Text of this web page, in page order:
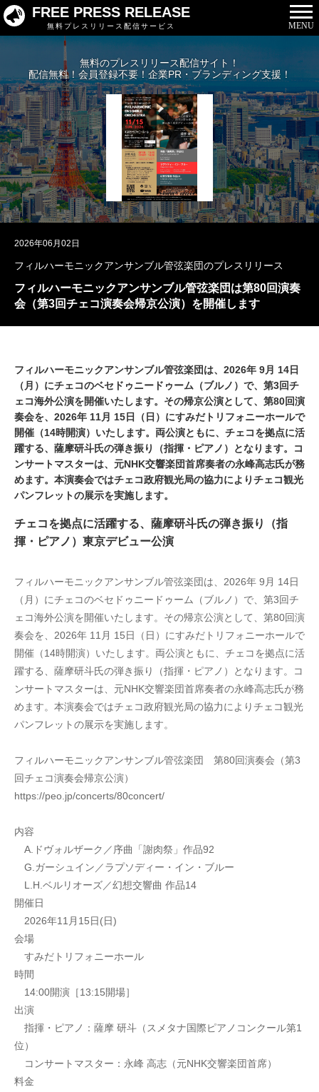
FREE PRESS RELEASE
無料プレスリリース配信サービス MENU
無料のプレスリリース配信サイト！
配信無料！会員登録不要！企業PR・ブランディング支援！
2026年06月02日
フィルハーモニックアンサンブル管弦楽団のプレスリリース
フィルハーモニックアンサンブル管弦楽団は第80回演奏
会（第3回チェコ演奏会帰京公演）を開催します
フィルハーモニックアンサンブル管弦楽団は、2026年 9月 14日
（月）にチェコのベセドゥニードゥーム（ブルノ）で、第3回チ
ェコ海外公演を開催いたします。その帰京公演として、第80回演
奏会を、2026年 11月 15日（日）にすみだトリフォニーホールで
開催（14時開演）いたします。両公演ともに、チェコを拠点に活
躍する、薩摩研斗氏の弾き振り（指揮・ピアノ）となります。コ
ンサートマスターは、元NHK交響楽団首席奏者の永峰高志氏が務
めます。本演奏会ではチェコ政府観光局の協力によりチェコ観光
パンフレットの展示を実施します。
チェコを拠点に活躍する、薩摩研斗氏の弾き振り（指
揮・ピアノ）東京デビュー公演
フィルハーモニックアンサンブル管弦楽団は、2026年 9月 14日
（月）にチェコのベセドゥニードゥーム（ブルノ）で、第3回チ
ェコ海外公演を開催いたします。その帰京公演として、第80回演
奏会を、2026年 11月 15日（日）にすみだトリフォニーホールで
開催（14時開演）いたします。両公演ともに、チェコを拠点に活
躍する、薩摩研斗氏の弾き振り（指揮・ピアノ）となります。コ
ンサートマスターは、元NHK交響楽団首席奏者の永峰高志氏が務
めます。本演奏会ではチェコ政府観光局の協力によりチェコ観光
パンフレットの展示を実施します。
フィルハーモニックアンサンブル管弦楽団　第80回演奏会（第3
回チェコ演奏会帰京公演）
https://peo.jp/concerts/80concert/
内容
A.ドヴォルザーク／序曲「謝肉祭」作品92
G.ガーシュイン／ラプソディー・イン・ブルー
L.H.ベルリオーズ／幻想交響曲 作品14
開催日
2026年11月15日(日)
会場
すみだトリフォニーホール
時間
14:00開演［13:15開場］
出演
指揮・ピアノ：薩摩 研斗（スメタナ国際ピアノコンクール第1
位）
コンサートマスター：永峰 高志（元NHK交響楽団首席）
料金